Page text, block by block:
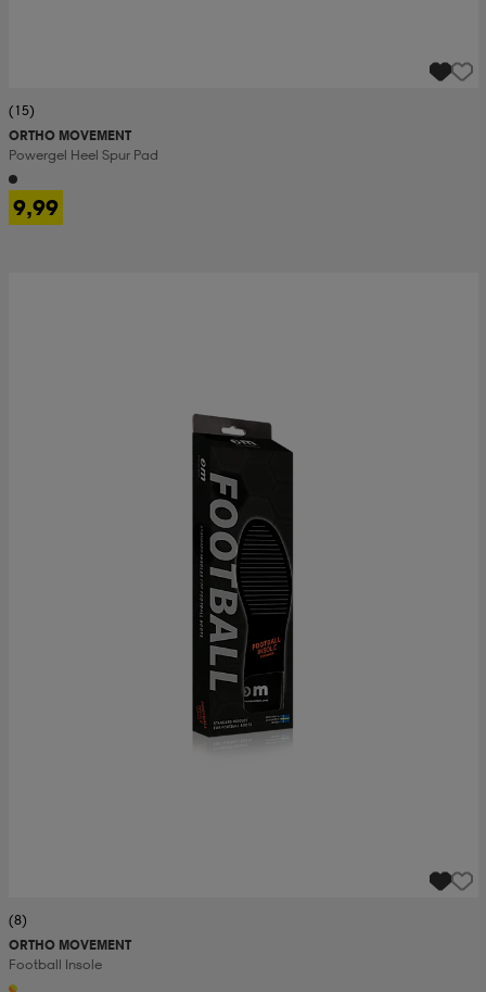
(15)
ORTHO MOVEMENT
Powergel Heel Spur Pad
9,99
(8)
ORTHO MOVEMENT
Football Insole